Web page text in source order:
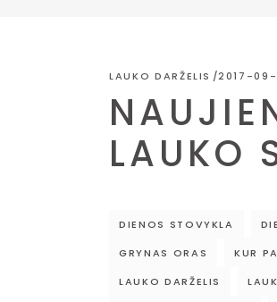
LAUKO DARŽELIS 2017-09-
LAUKO
DIENOS STOVYKLA
GRYNAS ORAS
KUR
LAUKO DARŽELIS